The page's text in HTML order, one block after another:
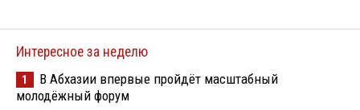
Интересное за неделю
1
В Абхазии впервые пройдёт масштабный
молодёжный форум